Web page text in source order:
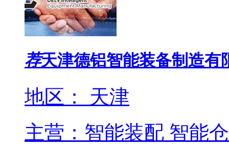
荐天津德铝智能装备制造有
地区： 天津
主营：智能装配 智能